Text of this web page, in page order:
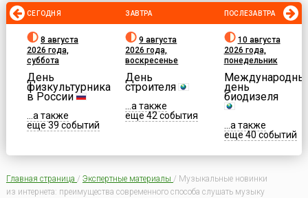
СЕГОДНЯ
8 августа
2026 года,
суббота
День
физкультурника
в России
...а также
еще 39 событий
ЗАВТРА
9 августа
2026 года,
воскресенье
День
строителя
...а также
еще 42 события
ПОСЛЕЗАВТРА
10 августа
2026 года,
понедельник
день
биодизеля
...а также
еще 40 событий
Главная страница / Экспертные материалы / Музыкальные новинки
из интернета: преимущества современного способа слушать музыку